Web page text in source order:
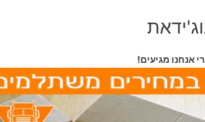
אנחנו מגיעים!